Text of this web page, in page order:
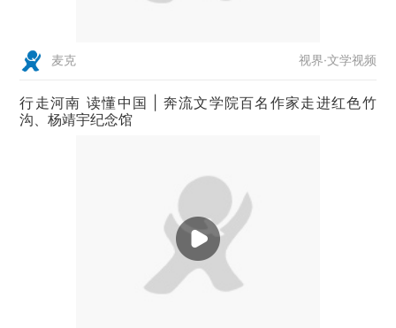
麦克 视界·文学视频
行走河南 读懂中国 | 奔流文学院百名作家走进红色竹
沟、杨靖宇纪念馆